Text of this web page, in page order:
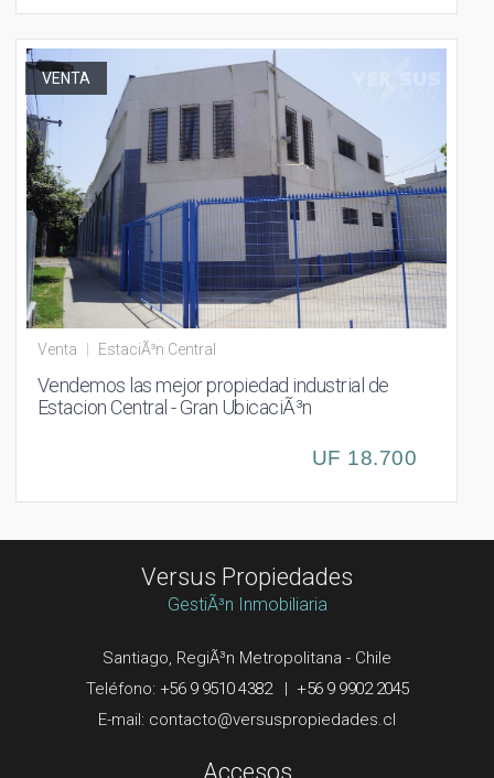
VENTA
Venta EstaciÃ³n Central
Vendemos las mejor propiedad industrial de
Estacion Central - Gran UbicaciÃ³n
UF 18.700
Versus Propiedades
GestiÃ³n Inmobiliaria
Santiago, RegiÃ³n Metropolitana - Chile
Teléfono: +56 9 9510 4382| +56 9 9902 2045
E-mail:
Accesos